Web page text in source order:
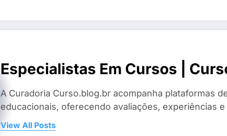
Especialistas Em Cursos |
A Curadoria Curso.blog.br acompanha plataformas
educacionais, oferecendo avaliações, experiências
View All Posts